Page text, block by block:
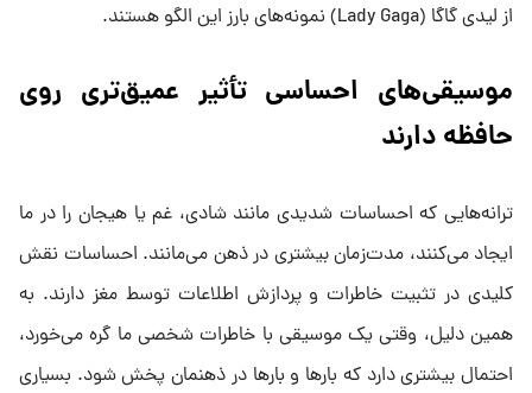
از لیدی گاگا (Lady Gaga) نمونه‌های بارز این الگو هستند.
موسیقی‌های احساسی تأثیر عمیق‌تری روی
حافظه دارند
ترانه‌هایی که احساسات شدیدی مانند شادی، غم یا هیجان را در ما
ایجاد می‌کنند، مدت‌زمان بیشتری در ذهن می‌مانند. احساسات نقش
کلیدی در تثبیت خاطرات و پردازش اطلاعات توسط مغز دارند. به
همین دلیل، وقتی یک موسیقی با خاطرات شخصی ما گره می‌خورد،
احتمال بیشتری دارد که بارها و بارها در ذهنمان پخش شود. بسیاری